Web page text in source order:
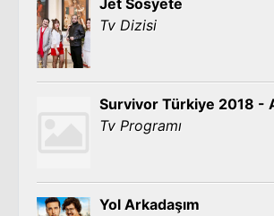
Jet Sosyete
Tv Dizisi
Survivor Türkiye 2018 -
Tv Programı
Yol Arkadaşım